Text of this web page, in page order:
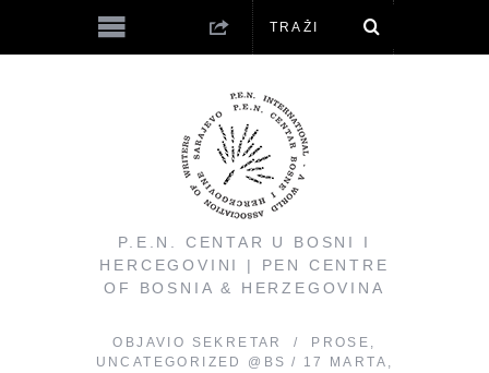
P.E.N. CENTAR U BOSNI I
HERCEGOVINI | PEN CENTRE
OF BOSNIA & HERZEGOVINA
OBJAVIO SEKRETAR PROSE ,
UNCATEGORIZED @BS
17 MARTA,